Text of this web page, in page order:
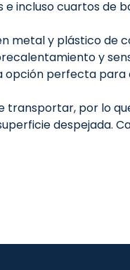
incluso cuartos de
metal y plástico de
y
opción perfecta para
transportar, por lo
despejada.